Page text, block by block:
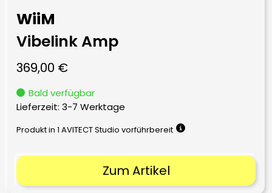
WiiM
Vibelink Amp
369,00 €
Bald verfügbar
Lieferzeit: 3-7 Werktage
Produkt in 1 AVITECT Studio vorführbereit
Zum Artikel